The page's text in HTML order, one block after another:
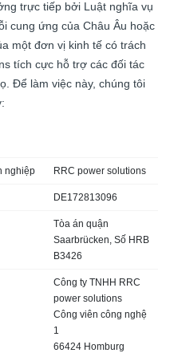
trực tiếp bởi Luật nghĩa vụ
cung ứng của Châu Âu hoặc
một đơn vị kinh tế có trách
tích cực hỗ trợ các đối tác
Để làm việc này, chúng tôi
nghiệp RRC power solutions
DE172813096
Tòa án quận
Saarbrücken, Số HRB
B3426
Công ty TNHH RRC
power solutions
Công viên công nghệ
1
66424 Homburg